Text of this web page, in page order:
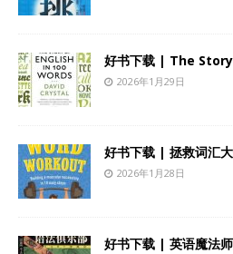
好书下载 | The
2026年1月29日
好书下载 | 拯救词汇
2026年1月28日
好书下载 | 英语魔法